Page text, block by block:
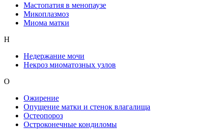
Мастопатия в менопаузе
Микоплазмоз
Миома матки
Н
Недержание мочи
Некроз миоматозных узлов
О
Ожирение
Опущение матки и стенок влагалища
Остеопороз
Остроконечные кондиломы